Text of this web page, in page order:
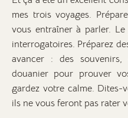
mes trois voyages.
vous entraîner à parler.
interrogatoires. Préparez
avancer : des
douanier pour prouver
gardez votre calme. Dites-
ils ne vous feront pas rater